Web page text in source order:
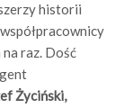
historii
na raz. Dość
Życiński,